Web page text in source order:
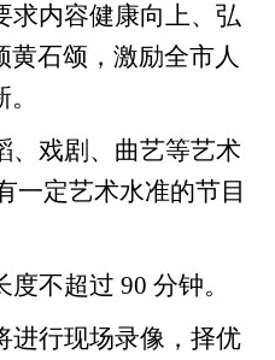
求内容健康向上、弘
石颂，激励全市人
、戏剧、曲艺等艺术
一定艺术水准的节目
度不超过 90 分钟。
进行现场录像，择优